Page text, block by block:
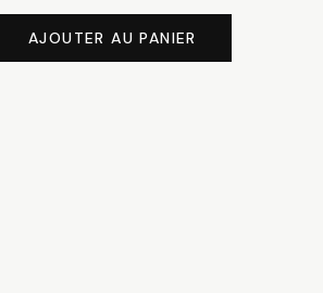
AJOUTER AU PANIER